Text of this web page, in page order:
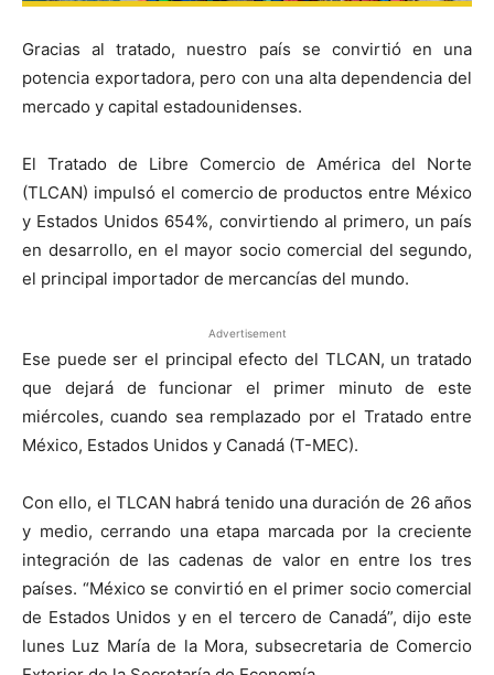
Gracias al tratado, nuestro país se convirtió en una
potencia exportadora, pero con una alta dependencia del
mercado y capital estadounidenses.
El Tratado de Libre Comercio de América del Norte
(TLCAN) impulsó el comercio de productos entre México
y Estados Unidos 654%, convirtiendo al primero, un país
en desarrollo, en el mayor socio comercial del segundo,
el principal importador de mercancías del mundo.
Advertisement
Ese puede ser el principal efecto del TLCAN, un tratado
que dejará de funcionar el primer minuto de este
miércoles, cuando sea remplazado por el Tratado entre
México, Estados Unidos y Canadá (T-MEC).
Con ello, el TLCAN habrá tenido una duración de 26 años
y medio, cerrando una etapa marcada por la creciente
integración de las cadenas de valor en entre los tres
países. “México se convirtió en el primer socio comercial
de Estados Unidos y en el tercero de Canadá”, dijo este
lunes Luz María de la Mora, subsecretaria de Comercio